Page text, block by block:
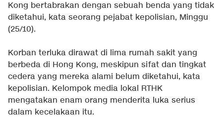
Kong bertabrakan dengan sebuah benda yang tidak
diketahui, kata seorang pejabat kepolisian, Minggu
(25/10).
Korban terluka dirawat di lima rumah sakit yang
berbeda di Hong Kong, meskipun sifat dan tingkat
cedera yang mereka alami belum diketahui, kata
kepolisian. Kelompok media lokal RTHK
mengatakan enam orang menderita luka serius
dalam kecelakaan itu.